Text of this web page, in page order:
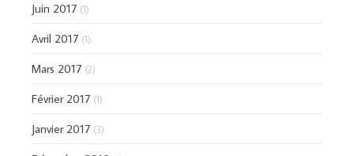
Juin 2017 (1)
Avril 2017 (1)
Mars 2017 (2)
Février 2017 (1)
Janvier 2017 (3)